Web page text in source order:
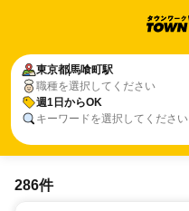
東京都馬喰町駅
職種を選択してください
週1日からOK
キーワードを選択してください
286件